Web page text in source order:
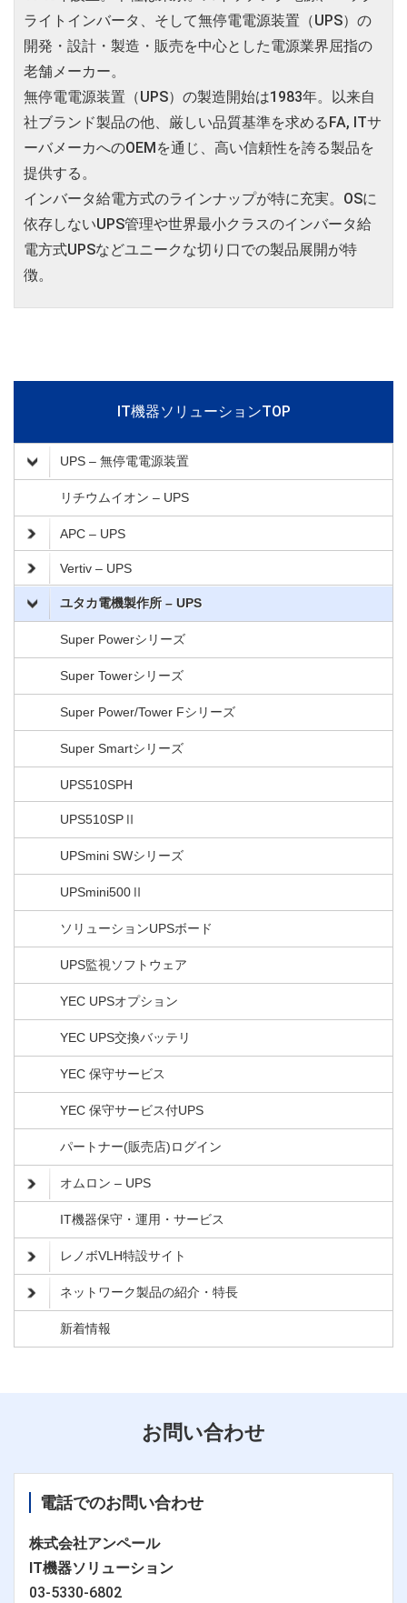
ライトインバータ、そして無停電電源装置（UPS）の
開発・設計・製造・販売を中心とした電源業界屈指の
老舗メーカー。
無停電電源装置（UPS）の製造開始は1983年。以来自
社ブランド製品の他、厳しい品質基準を求めるFA, ITサ
ーバメーカへのOEMを通じ、高い信頼性を誇る製品を
提供する。
インバータ給電方式のラインナップが特に充実。OSに
依存しないUPS管理や世界最小クラスのインバータ給
電方式UPSなどユニークな切り口での製品展開が特
徴。
IT機器ソリューションTOP
UPS – 無停電電源装置
リチウムイオン – UPS
APC – UPS
Vertiv – UPS
ユタカ電機製作所 – UPS
Super Powerシリーズ
Super Towerシリーズ
Super Power/Tower Fシリーズ
Super Smartシリーズ
UPS510SPH
UPS510SPⅡ
UPSmini SWシリーズ
UPSmini500Ⅱ
ソリューションUPSボード
UPS監視ソフトウェア
YEC UPSオプション
YEC UPS交換バッテリ
YEC 保守サービス
YEC 保守サービス付UPS
パートナー(販売店)ログイン
オムロン – UPS
IT機器保守・運用・サービス
レノボVLH特設サイト
ネットワーク製品の紹介・特長
新着情報
お問い合わせ
電話でのお問い合わせ
株式会社アンペール
IT機器ソリューション
03-5330-6802